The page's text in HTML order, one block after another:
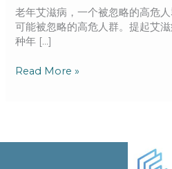
老年艾滋病，一个被忽略的高
可能被忽略的高危人群。提起艾
种年 […]
一
个
被
略
Read More »